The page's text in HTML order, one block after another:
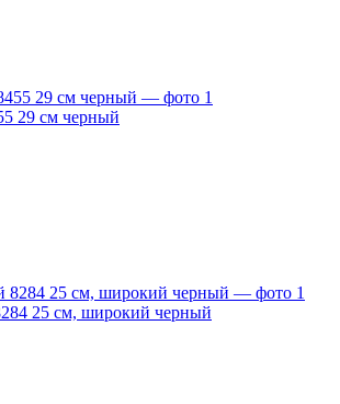
29 см черный
25 см, широкий черный